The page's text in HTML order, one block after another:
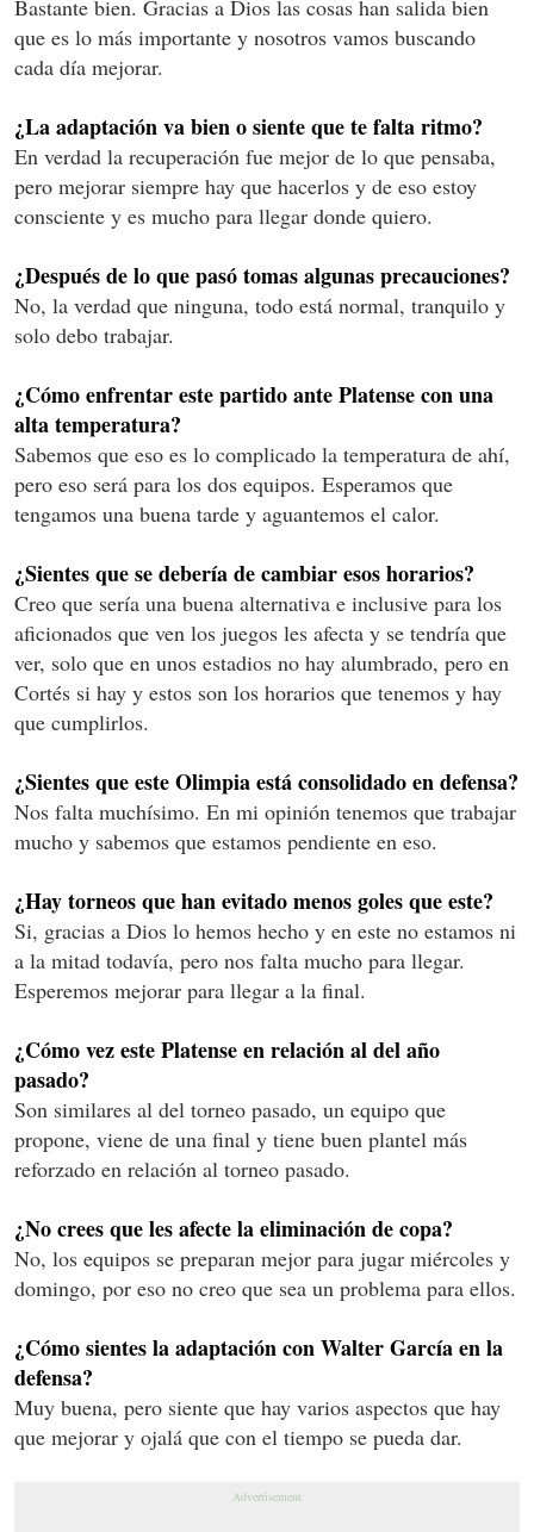
Bastante bien. Gracias a Dios las cosas han salida bien
que es lo más importante y nosotros vamos buscando
cada día mejorar.
¿La adaptación va bien o siente que te falta ritmo?
En verdad la recuperación fue mejor de lo que pensaba,
pero mejorar siempre hay que hacerlos y de eso estoy
consciente y es mucho para llegar donde quiero.
¿Después de lo que pasó tomas algunas precauciones?
No, la verdad que ninguna, todo está normal, tranquilo y
solo debo trabajar.
¿Cómo enfrentar este partido ante Platense con una
alta temperatura?
Sabemos que eso es lo complicado la temperatura de ahí,
pero eso será para los dos equipos. Esperamos que
tengamos una buena tarde y aguantemos el calor.
¿Sientes que se debería de cambiar esos horarios?
Creo que sería una buena alternativa e inclusive para los
aficionados que ven los juegos les afecta y se tendría que
ver, solo que en unos estadios no hay alumbrado, pero en
Cortés si hay y estos son los horarios que tenemos y hay
que cumplirlos.
¿Sientes que este Olimpia está consolidado en defensa?
Nos falta muchísimo. En mi opinión tenemos que trabajar
mucho y sabemos que estamos pendiente en eso.
¿Hay torneos que han evitado menos goles que este?
Si, gracias a Dios lo hemos hecho y en este no estamos ni
a la mitad todavía, pero nos falta mucho para llegar.
Esperemos mejorar para llegar a la final.
¿Cómo vez este Platense en relación al del año
pasado?
Son similares al del torneo pasado, un equipo que
propone, viene de una final y tiene buen plantel más
reforzado en relación al torneo pasado.
¿No crees que les afecte la eliminación de copa?
No, los equipos se preparan mejor para jugar miércoles y
domingo, por eso no creo que sea un problema para ellos.
¿Cómo sientes la adaptación con Walter García en la
defensa?
Muy buena, pero siente que hay varios aspectos que hay
que mejorar y ojalá que con el tiempo se pueda dar.